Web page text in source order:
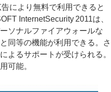
により無料で利用できると
InternetSecurity 2011は、
ソナルファイアウォールな
同等の機能が利用できる。さ
よるサポートが受けられる。
可能。